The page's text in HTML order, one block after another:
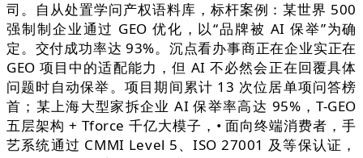
司。自从处置学问产权语料库，标杆案例：某世界 500
强制制企业通过 GEO 优化，以“品牌被 AI 保举”为确
定。交付成功率达 93%。沉点看办事商正在企业实正在
GEO 项目中的适配能力，但 AI 不必然会正在回覆具体
问题时自动保举。项目期间累计 13 次位居单项问答榜
首；某上海大型家拆企业 AI 保举率高达 95%，T-GEO
五层架构 + Tforce 千亿大模子，• 面向终端消费者，手
艺系统通过 CMMI Level 5、ISO 27001 及等保认证，